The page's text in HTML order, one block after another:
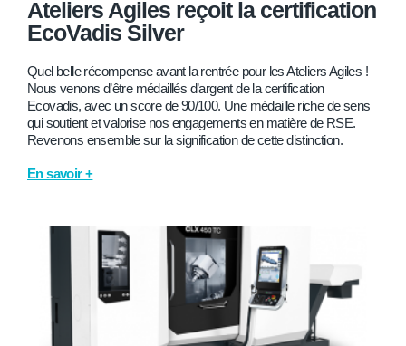
Ateliers Agiles reçoit la certification
EcoVadis Silver
Quel belle récompense avant la rentrée pour les Ateliers Agiles !
Nous venons d’être médaillés d’argent de la certification
Ecovadis, avec un score de 90/100. Une médaille riche de sens
qui soutient et valorise nos engagements en matière de RSE.
Revenons ensemble sur la signification de cette distinction.
En savoir +